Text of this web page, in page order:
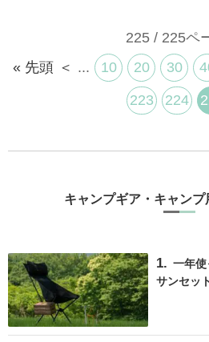
225 / 225ペ
« 先頭 ＜ ... 10 20 30
223 224
キャンプギア・キャン
一年
サンセッ